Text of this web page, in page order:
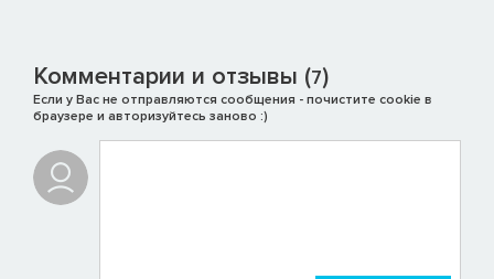
Комментарии и отзывы (7)
Если у Вас не отправляются сообщения - почистите cookie в
браузере и авторизуйтесь заново :)